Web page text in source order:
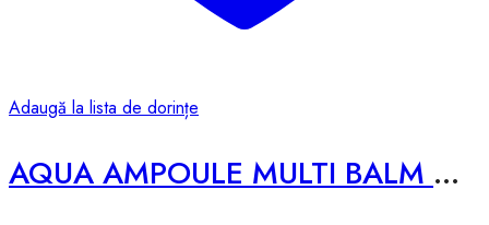
Adaugă la lista de dorințe
AQUA AMPOULE MULTI BALM – 10g